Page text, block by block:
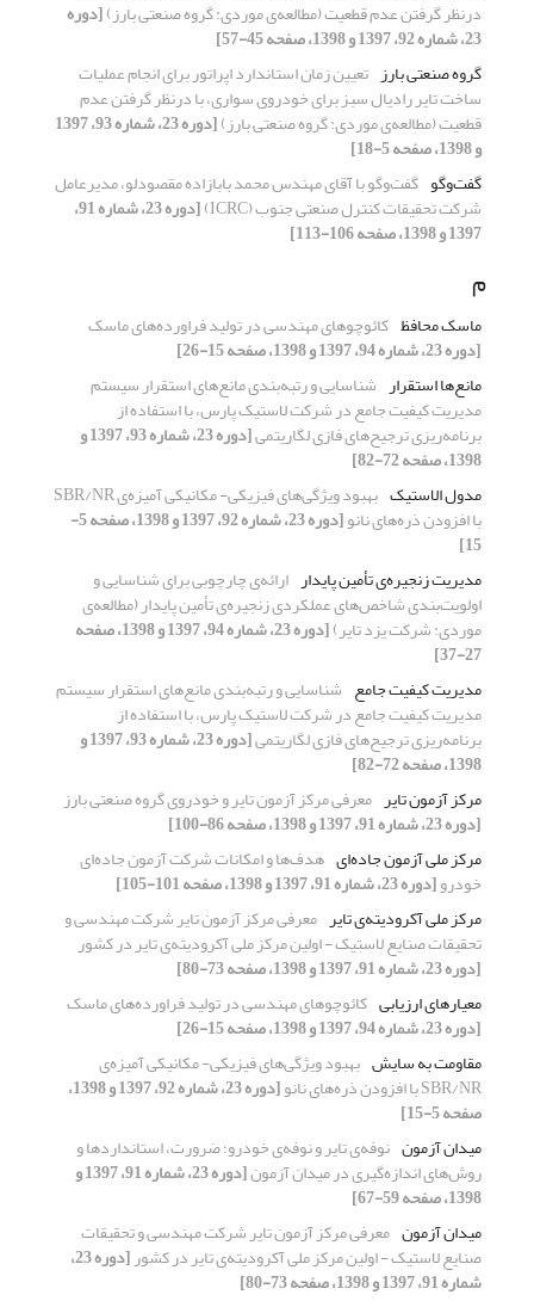
درنظر گرفتن عدم قطعیت (مطالعه‌ی موردی: گروه صنعتی بارز)[دوره
23، شماره 92، 1397 و 1398، صفحه 45-57]
گروه صنعتی بارز تعیین زمان استاندارد اپراتور برای انجام عملیات
ساخت تایر رادیال سبز برای خودروی سواری، با درنظر گرفتن عدم
قطعیت (مطالعه‌ی موردی: گروه صنعتی بارز) [دوره 23، شماره 93، 1397
و 1398، صفحه 5-18]
گفت‌وگو گفت‌وگو با آقای مهندس محمد بابازاده مقصودلو، مدیرعامل
شرکت تحقیقات کنترل صنعتی جنوب (ICRC) [دوره 23، شماره 91،
1397 و 1398، صفحه 106-113]
م
ماسک محافظ کائوچوهای مهندسی در تولید فراورده‌های ماسک
[دوره 23، شماره 94، 1397 و 1398، صفحه 15-26]
مانع‌ها استقرار شناسایی و رتبه‌بندی مانع‌های استقرار سیستم
مدیریت کیفیت جامع در شرکت لاستیک پارس، با استفاده از
برنامه‌ریزی ترجیح‌های فازی لگاریتمی [دوره 23، شماره 93، 1397 و
1398، صفحه 72-82]
مدول الاستیک
بهبود ویژگی‌های فیزیکی- مکانیکی آمیزه‌ی SBR/NR
با افزودن ذره‌های نانو [دوره 23، شماره 92، 1397 و 1398، صفحه 5-
15]
مدیریت زنجیره‌ی تأمین پایدار ارائه‌ی چارچوبی برای شناسایی و
اولویت‌بندی شاخص‌های عملکردی زنجیره‌ی تأمین پایدار (مطالعه‌ی
موردی: شرکت یزد تایر) [دوره 23، شماره 94، 1397 و 1398، صفحه
27-37]
مدیریت کیفیت جامع شناسایی و رتبه‌بندی مانع‌های استقرار سیستم
مدیریت کیفیت جامع در شرکت لاستیک پارس، با استفاده از
برنامه‌ریزی ترجیح‌های فازی لگاریتمی [دوره 23، شماره 93، 1397 و
1398، صفحه 72-82]
مرکز آزمون تایر معرفی مرکز آزمون تایر و خودروی گروه صنعتی بارز
[دوره 23، شماره 91، 1397 و 1398، صفحه 86-100]
مرکز ملی آزمون جاده‌ای هدف‌ها و امکانات شرکت آزمون جاده‌ای
خودرو[دوره 23، شماره 91، 1397 و 1398، صفحه 101-105]
مرکز ملی آکرودیته‌ی تایر معرفی مرکز آزمون تایر شرکت مهندسی و
تحقیقات صنایع لاستیک - اولین مرکز ملی آکرودیته‌ی تایر در کشور
[دوره 23، شماره 91، 1397 و 1398، صفحه 73-80]
معیارهای ارزیابی کائوچوهای مهندسی در تولید فراورده‌های ماسک
[دوره 23، شماره 94، 1397 و 1398، صفحه 15-26]
مقاومت به سایش بهبود ویژگی‌های فیزیکی- مکانیکی آمیزه‌ی
SBR/NR با افزودن ذره‌های نانو [دوره 23، شماره 92، 1397 و 1398،
صفحه 5-15]
میدان آزمون نوفه‌ی تایر و نوفه‌ی خودرو؛ ضرورت، استانداردها و
روش‌های اندازه‌گیری در میدان آزمون [دوره 23، شماره 91، 1397 و
1398، صفحه 59-67]
میدان آزمون معرفی مرکز آزمون تایر شرکت مهندسی و تحقیقات
صنایع لاستیک - اولین مرکز ملی آکرودیته‌ی تایر در کشور [دوره 23،
شماره 91، 1397 و 1398، صفحه 73-80]